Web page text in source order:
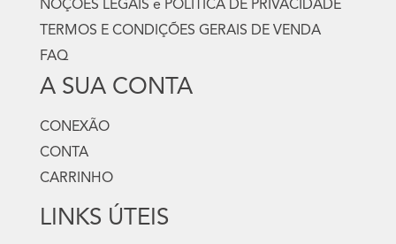
NOÇÕES LEGAIS e POLÍTICA DE PRIVACIDADE
TERMOS E CONDIÇÕES GERAIS DE VENDA
FAQ
A SUA CONTA
CONEXÃO
CONTA
CARRINHO
LINKS ÚTEIS